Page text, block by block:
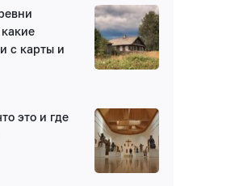
с карты и
это и где